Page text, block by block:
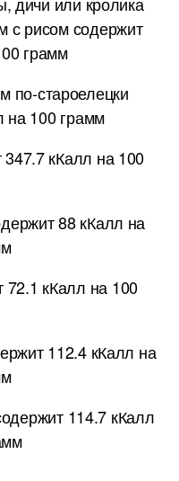
с рисом содержит
грамм
по-староелецки
на 100 грамм
кКалл на 100
88 кКалл на
72.1 кКалл на 100
112.4 кКалл на
114.7 кКалл